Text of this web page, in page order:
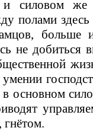
и силовом же
полами здесь
больше
не добиться
основном
гнётом.